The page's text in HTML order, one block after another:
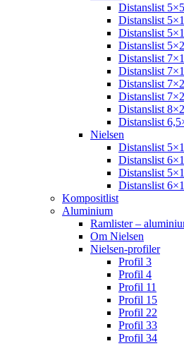
Distanslist
Distanslist
Distanslist
Distanslist
Distanslist
Distanslist
Distanslist
Distanslist
Distanslist
Distanslist
Nielsen
Distanslist
Distanslist
Distanslist
Distanslist
Kompositlist
Aluminium
Ramlister –
Om Nielsen
Nielsen-profiler
Profil 3
Profil 4
Profil 11
Profil 15
Profil 22
Profil 33
Profil 34